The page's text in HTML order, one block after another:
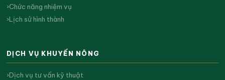
Chức năng nhiệm vụ
Lịch sử hình thành
DỊCH VỤ KHUYẾN NÔNG
Dịch vụ tư vấn kỹ thuật